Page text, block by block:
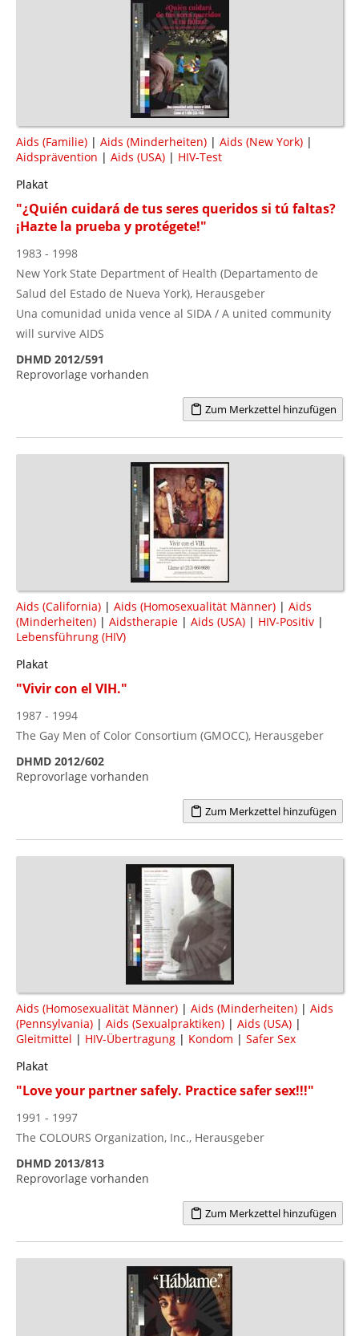
Aids (Familie) | Aids (Minderheiten) | Aids (New York) |
Aidsprävention | Aids (USA) | HIV-Test
Plakat
"¿Quién cuidará de tus seres queridos si tú faltas?
¡Hazte la prueba y protégete!"
1983 - 1998
New York State Department of Health (Departamento de
Salud del Estado de Nueva York), Herausgeber
Una comunidad unida vence al SIDA / A united community
will survive AIDS
DHMD 2012/591
Reprovorlage vorhanden
Zum Merkzettel hinzufügen
Aids (California) | Aids (Homosexualität Männer) | Aids
(Minderheiten) | Aidstherapie | Aids (USA) | HIV-Positiv |
Lebensführung (HIV)
Plakat
"Vivir con el VIH."
1987 - 1994
The Gay Men of Color Consortium (GMOCC), Herausgeber
DHMD 2012/602
Reprovorlage vorhanden
Zum Merkzettel hinzufügen
Aids (Homosexualität Männer) | Aids (Minderheiten) | Aids
(Pennsylvania) | Aids (Sexualpraktiken) | Aids (USA) |
Gleitmittel | HIV-Übertragung | Kondom | Safer Sex
Plakat
"Love your partner safely. Practice safer sex!!!"
1991 - 1997
The COLOURS Organization, Inc., Herausgeber
DHMD 2013/813
Reprovorlage vorhanden
Zum Merkzettel hinzufügen